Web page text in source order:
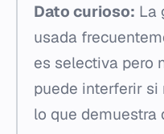
Dato curioso: La
usada
es selectiva pero
puede interferir si
lo que demuestra